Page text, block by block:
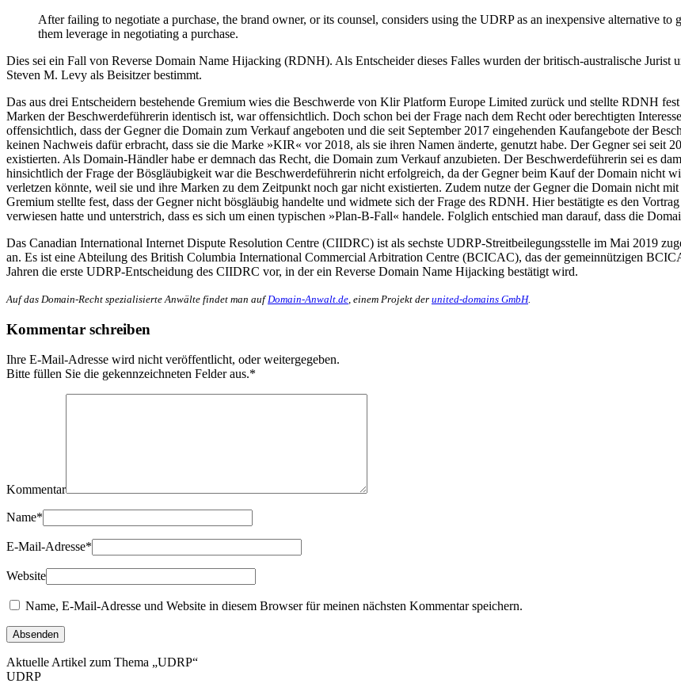
After failing to negotiate a purchase, the brand owner, or its counsel, considers using the UDRP as an inexpensive alternative
them leverage in negotiating a purchase.
Dies sei ein Fall von Reverse Domain Name Hijacking (RDNH). Als Entscheider dieses Falles wurden der britisch-australische
Steven M. Levy als Beisitzer bestimmt.
Das aus drei Entscheidern bestehende Gremium wies die Beschwerde von Klir Platform Europe Limited zurück und stellte RDNH
Marken der Beschwerdeführerin identisch ist, war offensichtlich. Doch schon bei der Frage nach dem Recht oder berechtigten
offensichtlich, dass der Gegner die Domain zum Verkauf angeboten und die seit September 2017 eingehenden Kaufangebote der
keinen Nachweis dafür erbracht, dass sie die Marke »KIR« vor 2018, als sie ihren Namen änderte, genutzt habe. Der Gegner sei seit
existierten. Als Domain-Händler habe er demnach das Recht, die Domain zum Verkauf anzubieten. Der Beschwerdeführerin sei es
hinsichtlich der Frage der Bösgläubigkeit war die Beschwerdeführerin nicht erfolgreich, da der Gegner beim Kauf der Domain nicht
verletzen könnte, weil sie und ihre Marken zu dem Zeitpunkt noch gar nicht existierten. Zudem nutze der Gegner die Domain nicht
Gremium stellte fest, dass der Gegner nicht bösgläubig handelte und widmete sich der Frage des RDNH. Hier bestätigte es den
verwiesen hatte und unterstrich, dass es sich um einen typischen »Plan-B-Fall« handele. Folglich entschied man darauf, dass die
Das Canadian International Internet Dispute Resolution Centre (CIIDRC) ist als sechste UDRP-Streitbeilegungsstelle im Mai 2019
an. Es ist eine Abteilung des British Columbia International Commercial Arbitration Centre (BCICAC), das der gemeinnützigen
Jahren die erste UDRP-Entscheidung des CIIDRC vor, in der ein Reverse Domain Name Hijacking bestätigt wird.
Auf das Domain-Recht spezialisierte Anwälte findet man auf Domain-Anwalt.de , einem Projekt der united-domains GmbH.
Kommentar schreiben
Ihre E-Mail-Adresse wird nicht veröffentlicht, oder weitergegeben.
Bitte füllen Sie die gekennzeichneten Felder aus.*
Kommentar
Name*
E-Mail-Adresse*
Website
Name, E-Mail-Adresse und Website in diesem Browser für meinen nächsten Kommentar speichern.
Aktuelle Artikel zum Thema „UDRP“
UDRP